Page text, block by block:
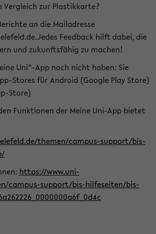
Vergleich zur Plastikkarte?
an die Mailadresse
Feedback hilft dabei, die
und zukunftsfähig zu machen!
Uni“-App noch nicht haben: Sie
Stores für Android (Google Play Store)
Store)
Funktionen der Meine Uni-App bietet
themen/campus-support/bis-
https://www.uni-
campus-support/bis-hilfeseiten/bis-